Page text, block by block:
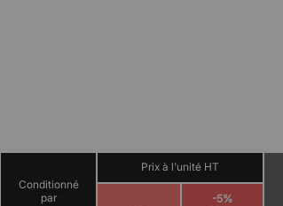
Conditionné
par
Prix à l'unité HT
-5%